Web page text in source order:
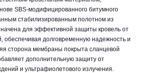
SBS-модифицированного битумного
стабилизированным полотном из
для эффективной защиты кровель от
обеспечивая долговременную надежность и
сторона мембраны покрыта сланцевой
дополнительную защиту от
и ультрафиолетового излучения.